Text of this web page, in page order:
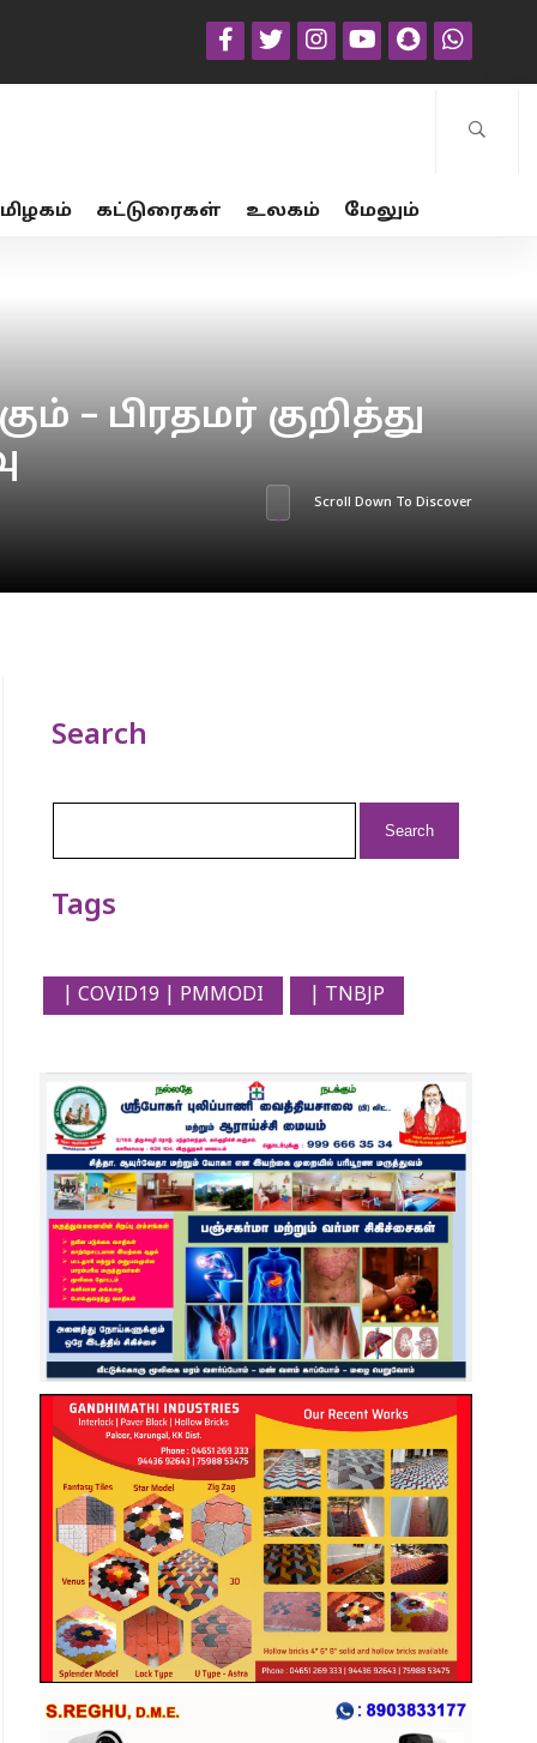
கட்டுரைகள் உலகம் மேலும்
– பிரதமர் குறித்து
Scroll Down To Discover
Search
Tags
| COVID19 | PMMODI | TNBJP